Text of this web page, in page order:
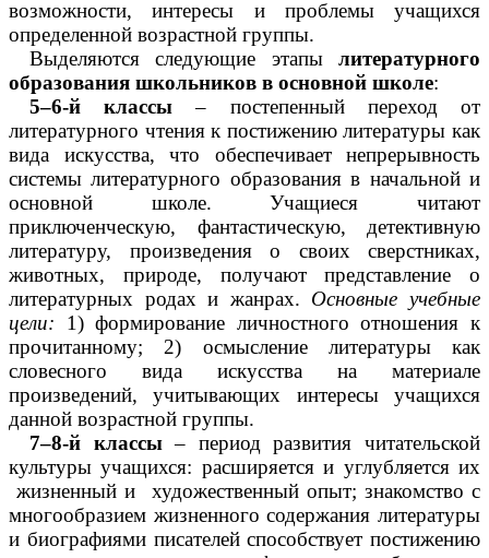
возможности, интересы и проблемы учащихся
определенной возрастной группы.
Выделяются следующие этапы литературного
образования школьников в основной школе:
5–6-й классы – постепенный переход от
литературного чтения к постижению литературы как
вида искусства, что обеспечивает непрерывность
системы литературного образования в начальной и
основной школе. Учащиеся читают
приключенческую, фантастическую, детективную
литературу, произведения о своих сверстниках,
животных, природе, получают представление о
литературных родах и жанрах. Основные учебные
цели: 1) формирование личностного отношения к
прочитанному; 2) осмысление литературы как
словесного вида искусства на материале
произведений, учитывающих интересы учащихся
данной возрастной группы.
7–8-й классы– период развития читательской
культуры учащихся: расширяется и углубляется их
жизненный и художественный опыт; знакомство с
многообразием жизненного содержания литературы
и биографиями писателей способствует постижению